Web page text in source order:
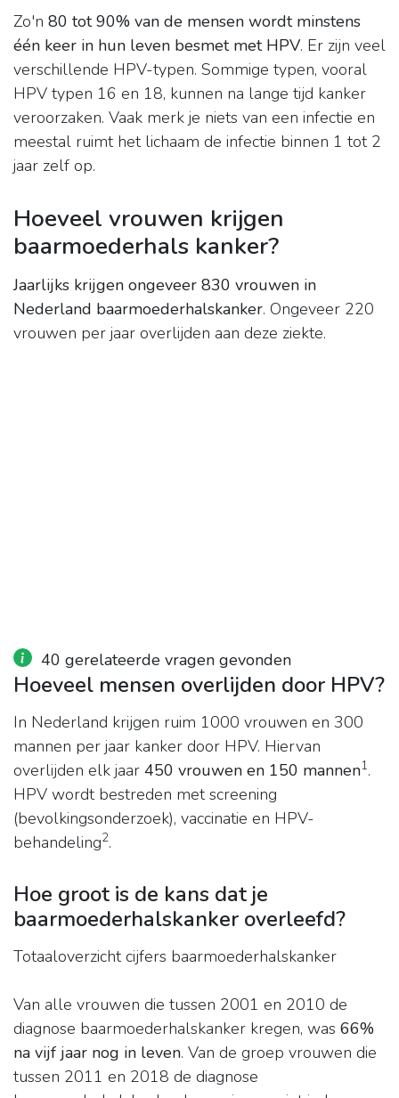
Zo'n 80 tot 90% van de mensen wordt minstens
één keer in hun leven besmet met HPV. Er zijn veel
verschillende HPV-typen. Sommige typen, vooral
HPV typen 16 en 18, kunnen na lange tijd kanker
veroorzaken. Vaak merk je niets van een infectie en
meestal ruimt het lichaam de infectie binnen 1 tot 2
jaar zelf op.
Hoeveel vrouwen krijgen
baarmoederhals kanker?
Jaarlijks krijgen ongeveer 830 vrouwen in
Nederland baarmoederhalskanker. Ongeveer 220
vrouwen per jaar overlijden aan deze ziekte.
40 gerelateerde vragen gevonden
Hoeveel mensen overlijden door HPV?
In Nederland krijgen ruim 1000 vrouwen en 300
mannen per jaar kanker door HPV. Hiervan
overlijden elk jaar 450 vrouwen en 150 mannen1.
HPV wordt bestreden met screening
(bevolkingsonderzoek), vaccinatie en HPV-
behandeling2.
Hoe groot is de kans dat je
baarmoederhalskanker overleefd?
Totaaloverzicht cijfers baarmoederhalskanker
Van alle vrouwen die tussen 2001 en 2010 de
diagnose baarmoederhalskanker kregen, was 66%
na vijf jaar nog in leven. Van de groep vrouwen die
tussen 2011 en 2018 de diagnose